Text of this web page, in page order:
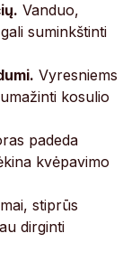
Vanduo,
suminkštinti
Vyresniems
kosulio
padeda
kvėpavimo
stiprūs
dirginti